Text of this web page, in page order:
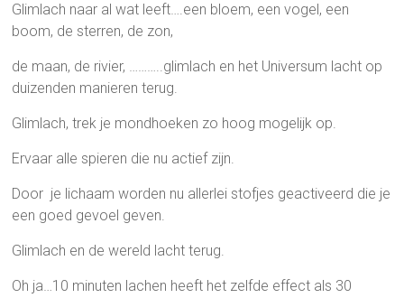
Glimlach naar al wat leeft….een bloem, een vogel, een
boom, de sterren, de zon,
de maan, de rivier, ………..glimlach en het Universum lacht op
duizenden manieren terug.
Glimlach, trek je mondhoeken zo hoog mogelijk op.
Ervaar alle spieren die nu actief zijn.
Door je lichaam worden nu allerlei stofjes geactiveerd die je
een goed gevoel geven.
Glimlach en de wereld lacht terug.
Oh ja…10 minuten lachen heeft het zelfde effect als 30